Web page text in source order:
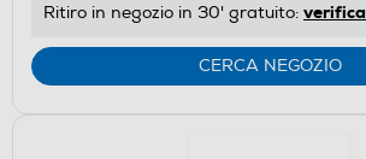
Ritiro in negozio in 30' gratuito: verifica
CERCA NEGOZIO